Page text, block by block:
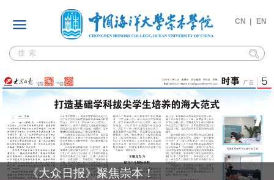
CN | EN
《大众日报》聚焦崇本！